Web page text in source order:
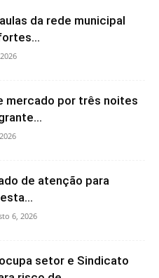
da rede municipal
mercado por três noites
de atenção para
6, 2026
setor e Sindicato